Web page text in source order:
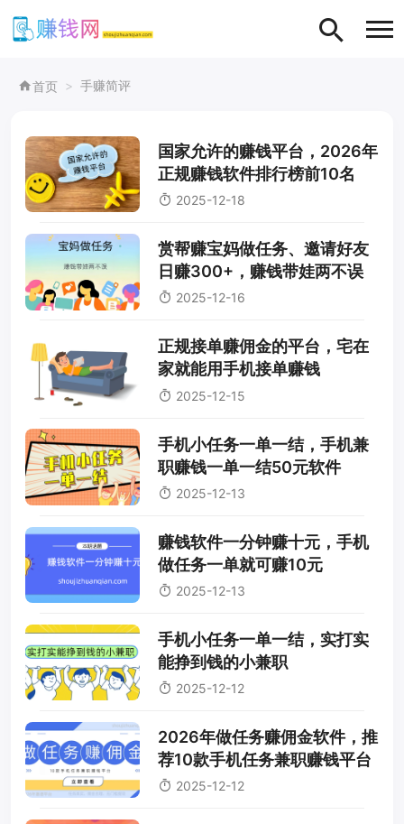
首页 手赚简评
国家允许的赚钱平台，2026年
正规赚钱软件排行榜前10名
2025-12-18
赏帮赚宝妈做任务、邀请好友
日赚300+，赚钱带娃两不误
2025-12-16
正规接单赚佣金的平台，宅在
家就能用手机接单赚钱
2025-12-15
手机小任务一单一结，手机兼
职赚钱一单一结50元软件
2025-12-13
赚钱软件一分钟赚十元，手机
做任务一单就可赚10元
2025-12-13
手机小任务一单一结，实打实
能挣到钱的小兼职
2025-12-12
2026年做任务赚佣金软件，推
荐10款手机任务兼职赚钱平台
2025-12-12